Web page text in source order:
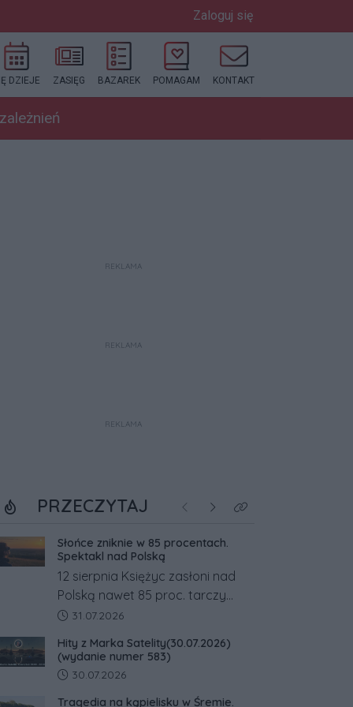
Zaloguj się
DZIEJE ZASIĘG BAZAREK POMAGAM KONTAKT
REKLAMA
REKLAMA
REKLAMA
PRZECZYTAJ Poprzednie
NastępneKliknij aby zobaczyć
Słońce zniknie w 85 procentach.
Spektakl nad Polską
12 sierpnia Księżyc zasłoni nad
Polską nawet 85 proc. tarczy
Słońca. Największe zaćmienie od
zachodem.
Data dodania artykułu:
31.07.2026
Hity z Marka Satelity(30.07.2026)
(wydanie numer 583)
Data dodania artykułu:
30.07.2026
Tragedia na kąpielisku w Śremie.